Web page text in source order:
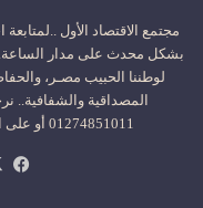
مجتمع الاقتصاد الأول ..لمتابعة
بشكل محدث على مدار الساعة.
لوطننا الحبيب مصـر، والحفاظ
01274851011 أو على الإيميل: moltakaaliqtisad@gmail.com